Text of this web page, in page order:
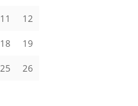
11 12
18 19
25 26